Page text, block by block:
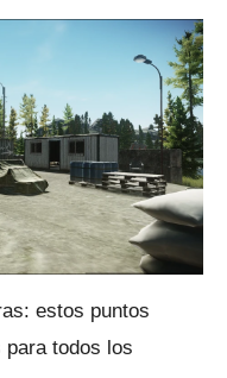
estos puntos
todos los